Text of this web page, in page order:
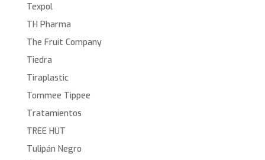
Texpol
TH Pharma
The Fruit Company
Tiedra
Tiraplastic
Tommee Tippee
Tratamientos
TREE HUT
Tulipán Negro